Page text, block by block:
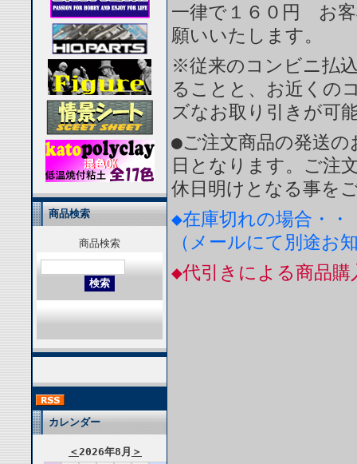
商品検索
商品検索
カレンダー
＜2026年8月 ＞
一律で１６０円 お
願いいたします。
※従来のコンビニ払
ることと、お近くの
ズなお取り引きが可
●ご注文商品の発送の
日となります。ご注
休日明けとなる事を
◆在庫切れの場合・・
（メールにて別途お
◆代引きによる商品